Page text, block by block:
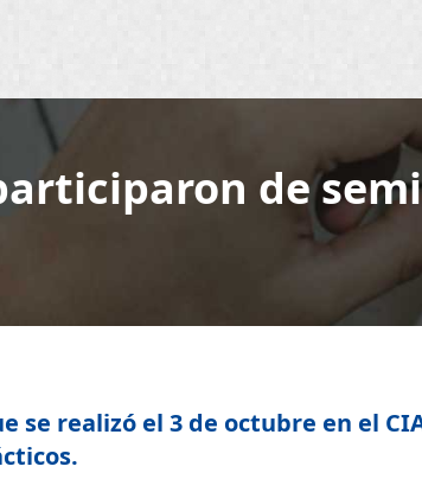
de
se realizó el 3 de octubre en el